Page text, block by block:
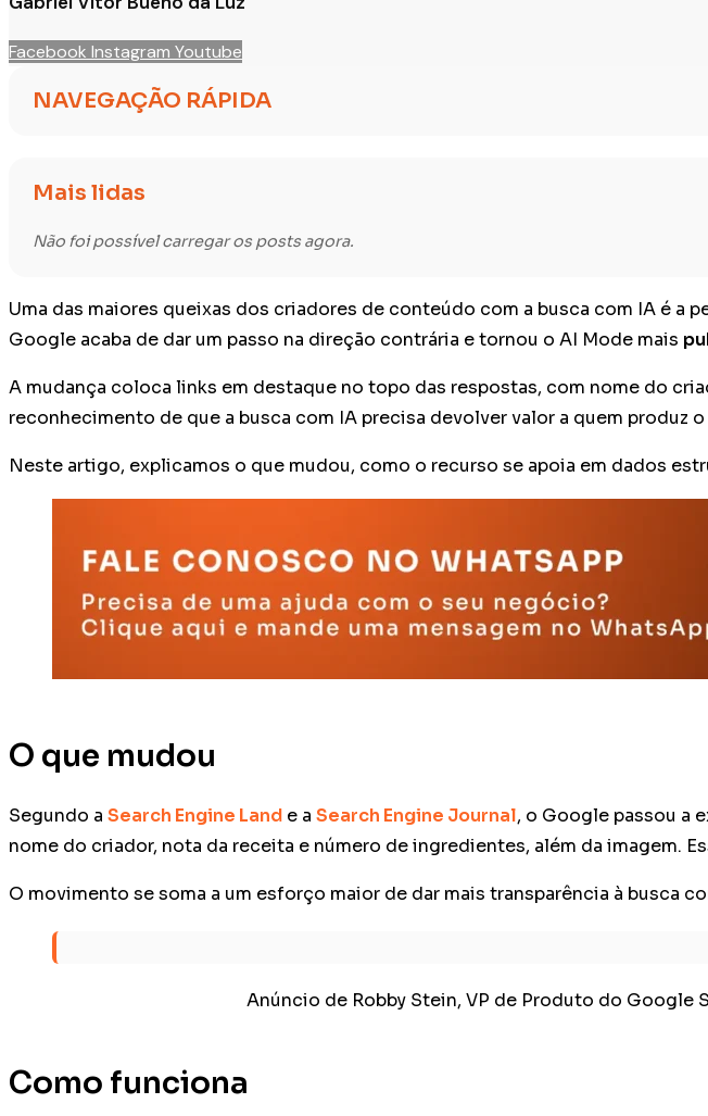
Facebook Instagram Youtube
NAVEGAÇÃO RÁPIDA
Mais lidas
Não foi possível carregar os posts agora.
Uma das maiores queixas dos criadores de conteúdo com a busca com IA é
Google acaba de dar um passo na direção contrária e tornou o AI Mode mais
A mudança coloca links em destaque no topo das respostas, com nome do
reconhecimento de que a busca com IA precisa devolver valor a quem produz
Neste artigo, explicamos o que mudou, como o recurso se apoia em dados
O que mudou
Segundo a Search Engine Land e a Search Engine Journal, o Google passou a
nome do criador, nota da receita e número de ingredientes, além da imagem.
O movimento se soma a um esforço maior de dar mais transparência à busca
Anúncio de Robby Stein, VP de Produto do
Como funciona